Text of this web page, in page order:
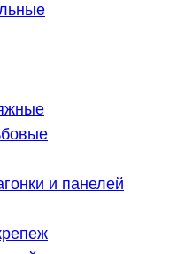
и панелей